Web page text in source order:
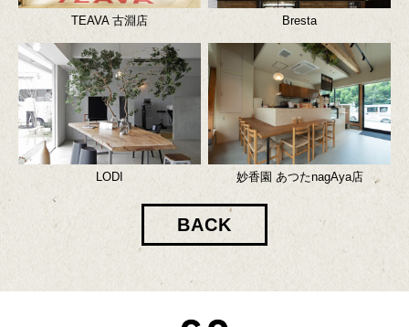
TEAVA 古淵店 Bresta
LODI 妙香園 あつたnagAya店
BACK